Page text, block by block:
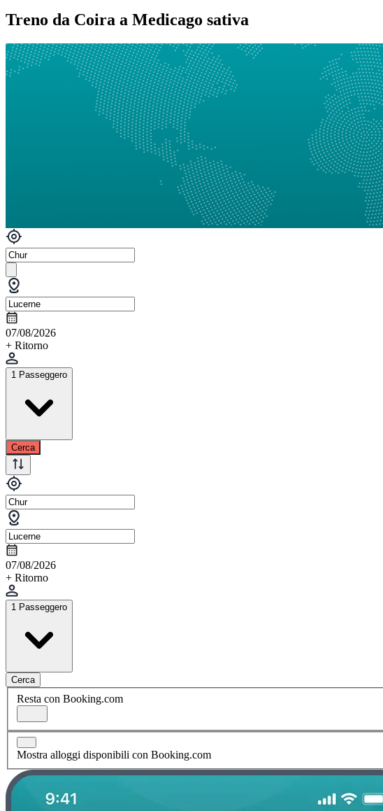
Treno da Coira a Medicago sativa
07/08/2026
+ Ritorno
1 Passeggero
Cerca
07/08/2026
+ Ritorno
1 Passeggero
Cerca
Resta con Booking.com
Mostra alloggi disponibili con Booking.com